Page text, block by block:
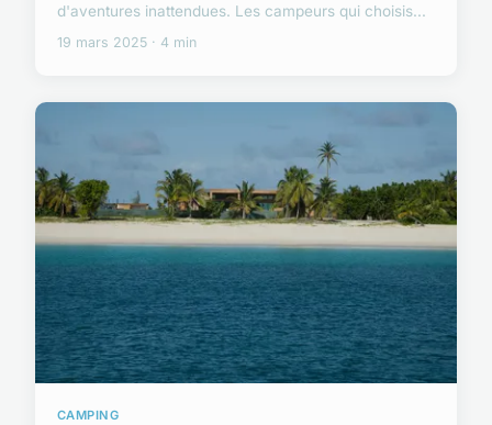
d'aventures inattendues. Les campeurs qui choisis...
19 mars 2025 · 4 min
CAMPING